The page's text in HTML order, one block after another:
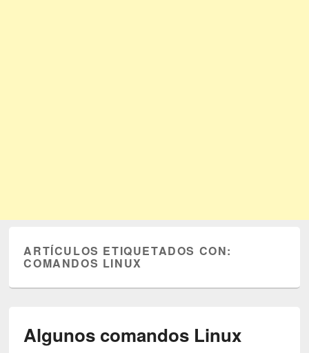
ARTÍCULOS ETIQUETADOS CON:
COMANDOS LINUX
Algunos comandos Linux